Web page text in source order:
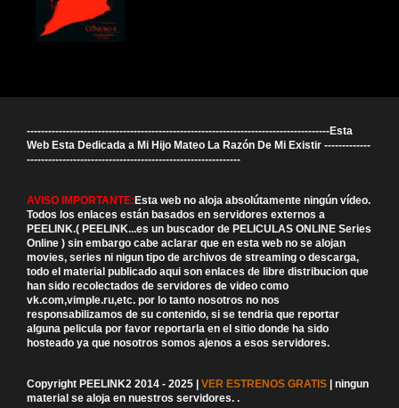
-------------------------------------------------------------------------------------Esta
Web Esta Dedicada a Mi Hijo Mateo La Razón De Mi Existir -------------
------------------------------------------------------------
AVISO IMPORTANTE: Esta web no aloja absolútamente ningún vídeo.
Todos los enlaces están basados en servidores externos a
PEELINK.( PEELINK...es un buscador de PELICULAS ONLINE Series
Online ) sin embargo cabe aclarar que en esta web no se alojan
movies, series ni nigun tipo de archivos de streaming o descarga,
todo el material publicado aqui son enlaces de libre distribucion que
han sido recolectados de servidores de video como
vk.com,vimple.ru,etc. por lo tanto nosotros no nos
responsabilizamos de su contenido, si se tendria que reportar
alguna pelicula por favor reportarla en el sitio donde ha sido
hosteado ya que nosotros somos ajenos a esos servidores.
Copyright PEELINK2 2014 - 2025 | VER ESTRENOS GRATIS | ningun
material se aloja en nuestros servidores. .